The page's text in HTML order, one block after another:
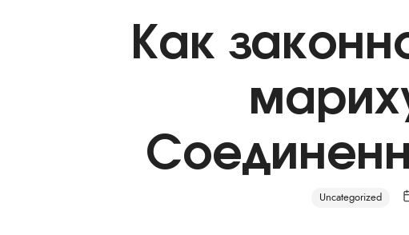
Как
Uncategorized